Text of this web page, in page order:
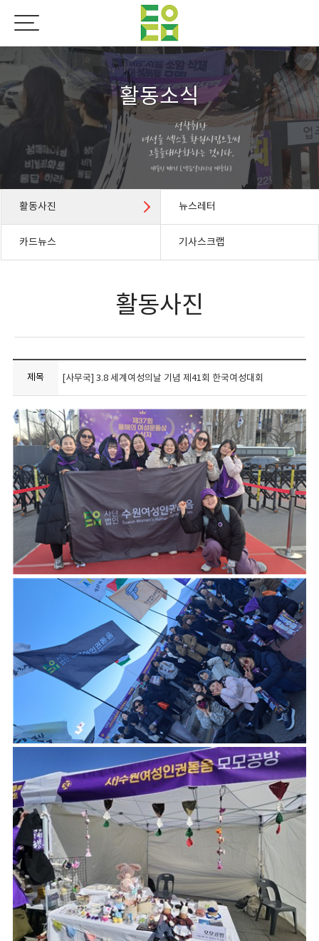
활동소식
활동사진 뉴스레터
카드뉴스 기사스크랩
활동사진
제목 [사무국] 3.8 세계여성의날 기념 제41회 한국여성대회